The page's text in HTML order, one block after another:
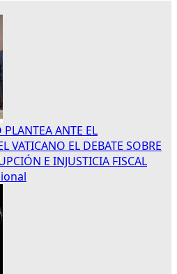
ANTE EL
VATICANO EL DEBATE SOBRE
E INJUSTICIA FISCAL